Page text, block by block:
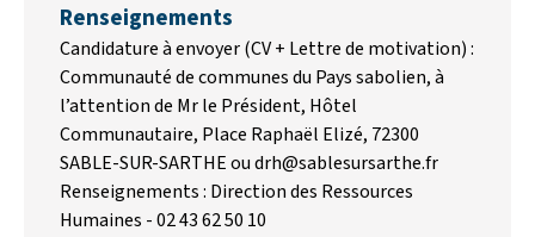
Renseignements
Candidature à envoyer (CV + Lettre de motivation) :
Communauté de communes du Pays sabolien, à
l’attention de Mr le Président, Hôtel
Communautaire, Place Raphaël Elizé, 72300
SABLE-SUR-SARTHE ou drh@sablesursarthe.fr
Renseignements : Direction des Ressources
Humaines - 02 43 62 50 10